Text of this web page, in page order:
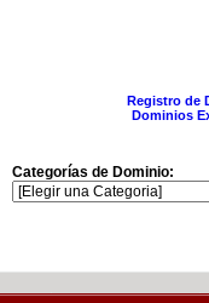
Registro de
Dominios
Categorías de Dominio: